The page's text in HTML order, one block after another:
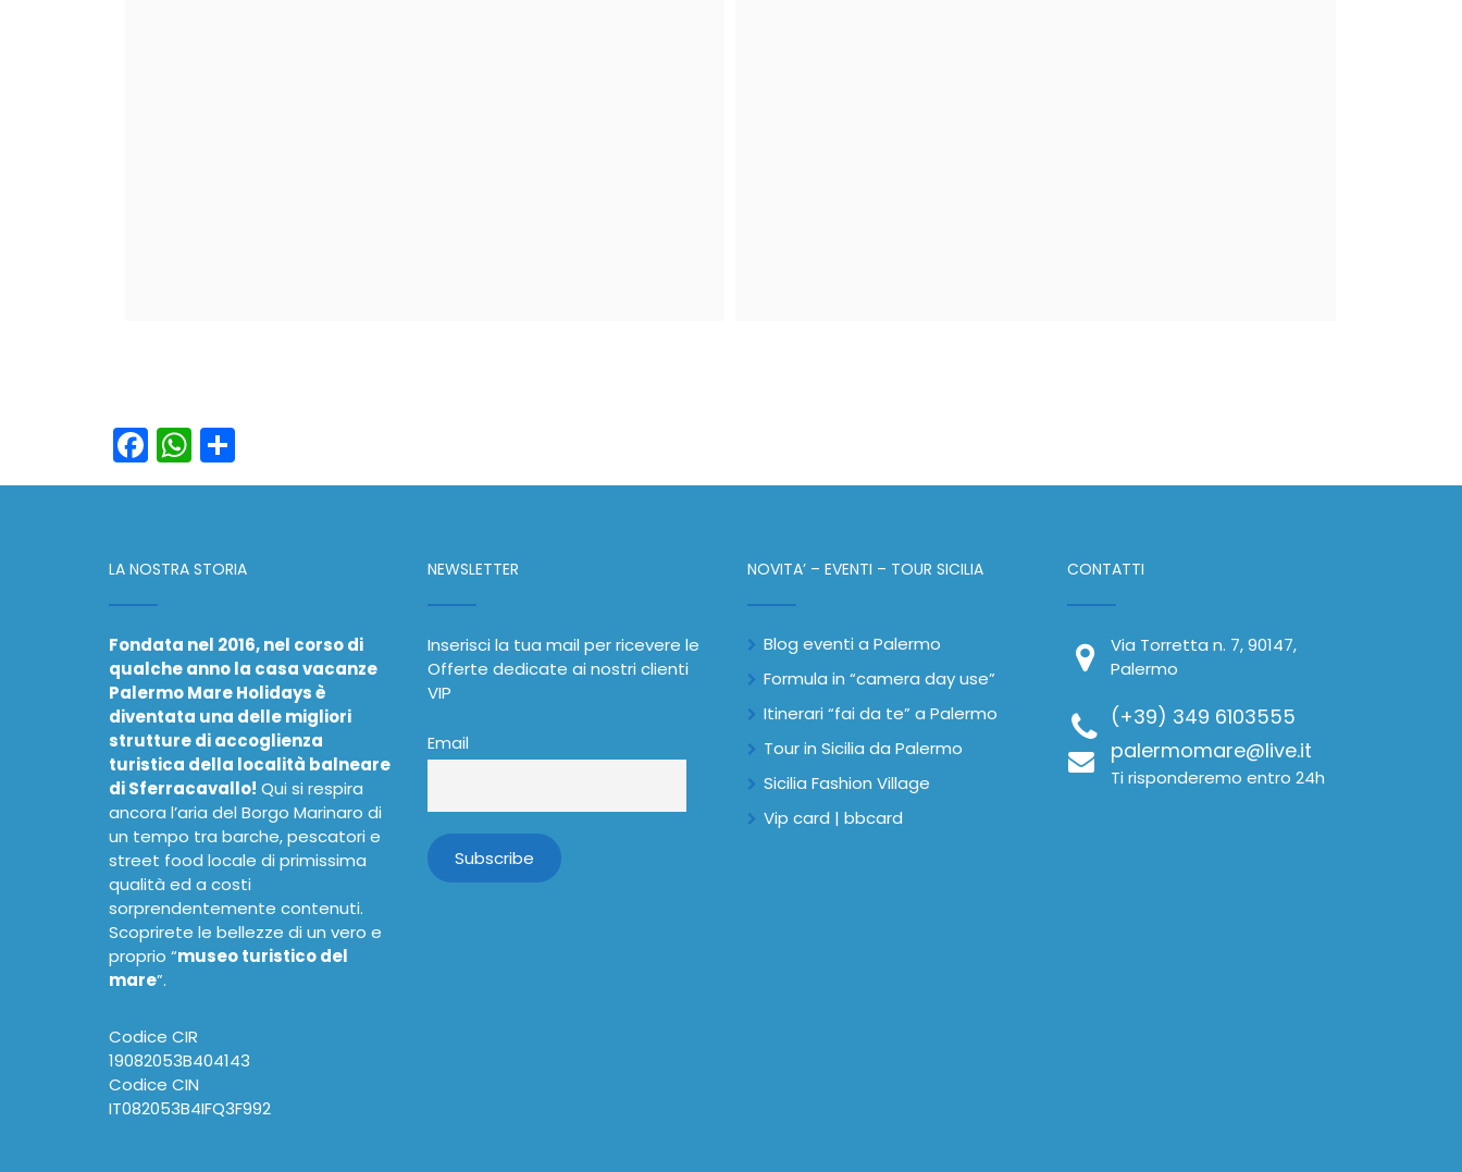
Facebook
WhatsApp
Condividi
LA NOSTRA STORIA
Fondata nel 2016, nel corso di
qualche anno la casa vacanze
Palermo Mare Holidays è
diventata una delle migliori
strutture di accoglienza
turistica della località balneare
di Sferracavallo! Qui si respira
ancora l’aria del Borgo Marinaro di
un tempo tra barche, pescatori e
street food locale di primissima
qualità ed a costi
sorprendentemente contenuti.
Scoprirete le bellezze di un vero e
proprio “museo turistico del
mare”.
NEWSLETTER
Inserisci la tua mail per ricevere le
Offerte dedicate ai nostri clienti
VIP
Email
NOVITA’ – EVENTI – TOUR SICILIA
Blog eventi a Palermo
Formula in “camera day use”
Itinerari “fai da te” a Palermo
Tour in Sicilia da Palermo
Sicilia Fashion Village
Vip card | bbcard
CONTATTI
Via Torretta n. 7, 90147,
Palermo
(+39) 349 6103555
palermomare@live.it
Ti risponderemo entro 24h
Codice CIR
19082053B404143
Codice CIN
IT082053B4IFQ3F992